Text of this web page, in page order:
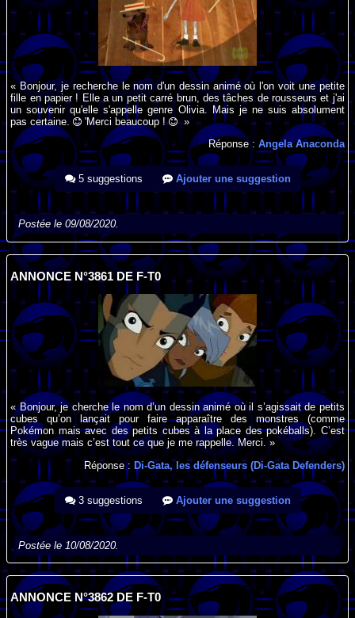
« Bonjour, je recherche le nom d'un dessin animé où l'on voit une petite
fille en papier ! Elle a un petit carré brun, des tâches de rousseurs et j'ai
un souvenir qu'elle s'appelle genre Olivia. Mais je ne suis absolument
pas certaine.
'Merci beaucoup !
»
Réponse : Angela Anaconda
5 suggestions Ajouter une suggestion
Postée le 09/08/2020.
ANNONCE N°3861 DE F-T0
« Bonjour, je cherche le nom d’un dessin animé où il s’agissait de petits
cubes qu’on lançait pour faire apparaître des monstres (comme
Pokémon mais avec des petits cubes à la place des pokéballs). C’est
très vague mais c’est tout ce que je me rappelle. Merci. »
Réponse : Di-Gata, les défenseurs (Di-Gata Defenders)
3 suggestions Ajouter une suggestion
Postée le 10/08/2020.
ANNONCE N°3862 DE F-T0